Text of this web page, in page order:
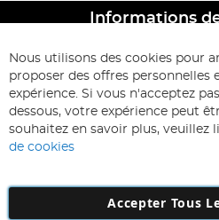
Informations
ABONNEZ-VOUS &
Inscription
à
d’information
:
Nous utilisons des cookies pour
proposer des offres personnelles
expérience. Si vous n'acceptez
dessous, votre expérience peut
souhaitez en savoir plus, veuillez
de cookies
Accepter Tous